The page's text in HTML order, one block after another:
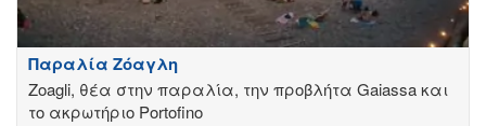
Παραλία Ζόαγλη
Zoagli, θέα στην παραλία, την προβλήτα Gaiassa και
το ακρωτήριο Portofino